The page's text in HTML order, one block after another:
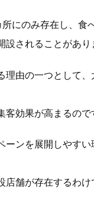
にのみ存在し、食
されることがあり
由の一つとして
効果が高まるので
ーンを展開しやす
舗が存在するわけ